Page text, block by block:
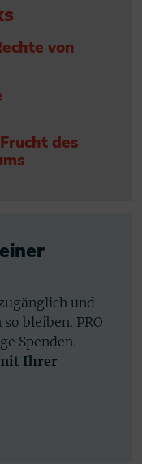
von
des
und
bleiben. PRO
Spenden.
Ihrer